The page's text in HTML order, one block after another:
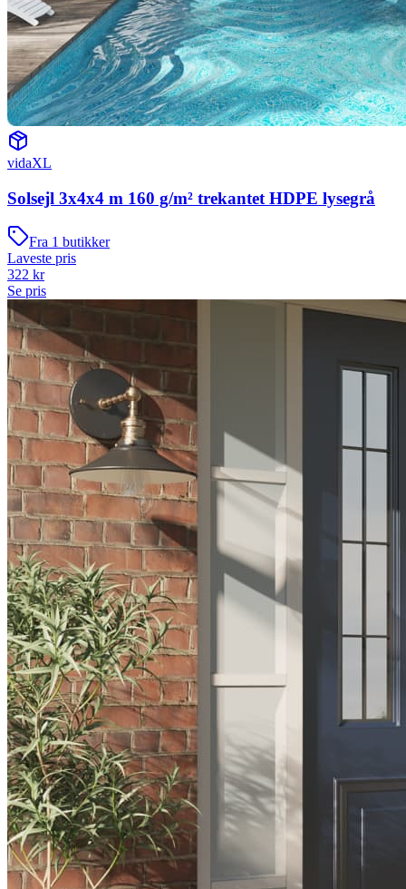
vidaXL
Solsejl 3x4x4 m 160 g/m² trekantet HDPE lysegrå
Fra 1 butikker
Laveste pris
322 kr
Se pris